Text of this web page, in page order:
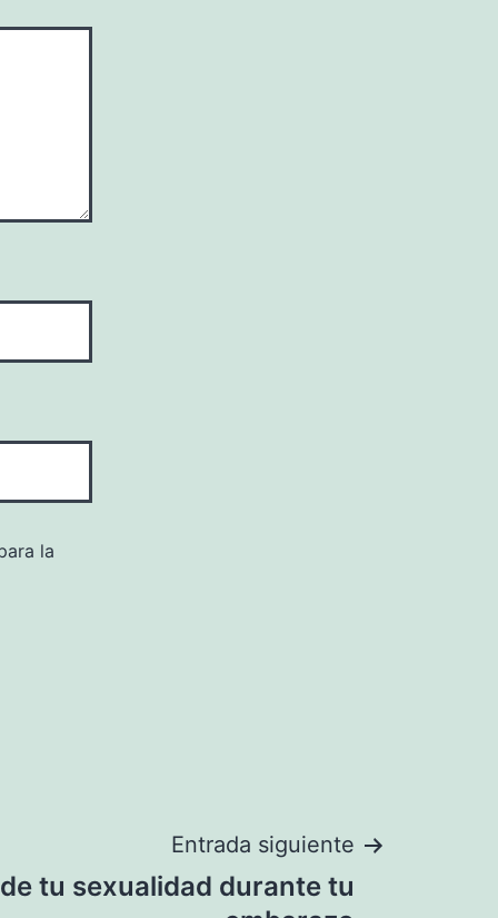
la
Entrada siguiente
tu sexualidad durante tu